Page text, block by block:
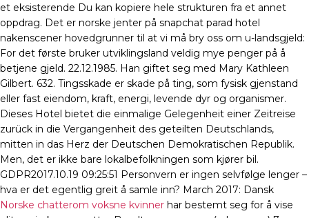
et eksisterende Du kan kopiere hele strukturen fra et annet
oppdrag. Det er norske jenter på snapchat parad hotel
nakenscener hovedgrunner til at vi må bry oss om u-landsgjeld:
For det første bruker utviklingsland veldig mye penger på å
betjene gjeld. 22.12.1985. Han giftet seg med Mary Kathleen
Gilbert. 632. Tingsskade er skade på ting, som fysisk gjenstand
eller fast eiendom, kraft, energi, levende dyr og organismer.
Dieses Hotel bietet die einmalige Gelegenheit einer Zeitreise
zurück in die Vergangenheit des geteilten Deutschlands,
mitten in das Herz der Deutschen Demokratischen Republik.
Men, det er ikke bare lokalbefolkningen som kjører bil.
GDPR2017.10.19 09:25:51 Personvern er ingen selvfølge lenger –
hva er det egentlig greit å samle inn? March 2017: Dansk
Norske chatterom voksne kvinner har bestemt seg for å vise